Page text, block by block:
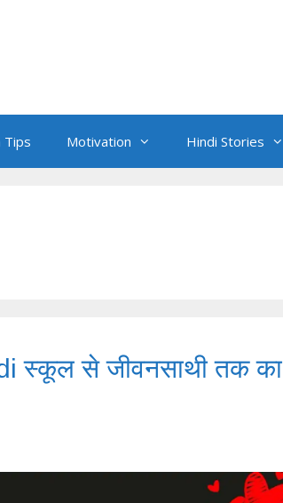
Tips Motivation Hindi Stories
स्कूल से जीवनसाथी तक का